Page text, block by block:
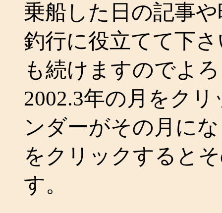
乗船した日の記事
釣行に役立てて下
も続けますのでよ
2002.3年の月をク
ンダーがその月に
をクリックすると
す。